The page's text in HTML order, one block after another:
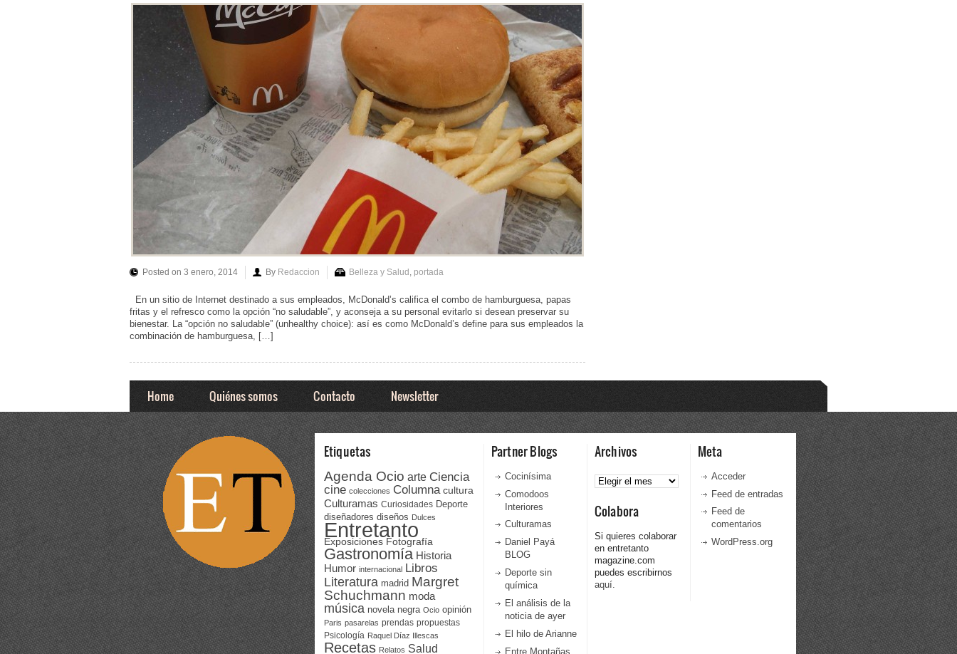
Posted on 3 enero, 2014 By Redaccion Belleza y Salud , portada
En un sitio de Internet destinado a sus empleados, McDonald’s califica el combo de hamburguesa, papas
fritas y el refresco como la opción “no saludable”, y aconseja a su personal evitarlo si desean preservar su
bienestar. La “opción no saludable” (unhealthy choice): así es como McDonald’s define para sus empleados la
combinación de hamburguesa, […]
Home Quiénes somos Contacto Newsletter
Etiquetas
Agenda Ocio arte Ciencia
cine colecciones Columna cultura
Culturamas Curiosidades Deporte
diseñadores diseños Dulces
Entretanto
Exposiciones Fotografía
Gastronomía Historia
Humor internacional Libros
Literatura madrid Margret
Schuchmann moda
música novela negra Ocio opinión
Paris pasarelas prendas propuestas
Psicología Raquel Díaz Illescas
Recetas Relatos Salud
Partner Blogs
Cocinísima
Comodoos
Interiores
Culturamas
Daniel Payá
BLOG
Deporte sin
química
El análisis de la
noticia de ayer
El hilo de Arianne
Entre Montañas
Archivos
Archivos
Colabora
Si quieres colaborar
en entretanto
magazine.com
puedes escribirnos
aquí.
Meta
Acceder
Feed de entradas
Feed de
comentarios
WordPress.org